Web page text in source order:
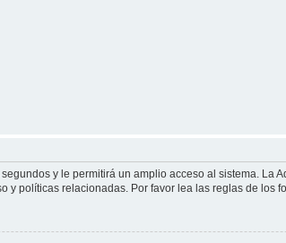
y le permitirá un amplio acceso al sistema.
políticas relacionadas. Por favor lea las reglas de los